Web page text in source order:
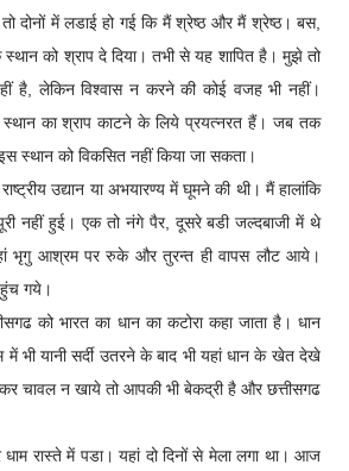
तो दोनों में लडाई हो गई कि मैं श्रेष्ठ और मैं श्रेष्ठ। बस,
को श्राप दे दिया। तभी से यह शापित है। मुझे तो
है, लेकिन विश्वास न करने की कोई वजह भी नहीं।
का श्राप काटने के लिये प्रयत्नरत हैं। जब तक
स्थान को विकसित नहीं किया जा सकता।
उद्यान या अभयारण्य में घूमने की थी। मैं हालांकि
नहीं हुई। एक तो नंगे पैर, दूसरे बडी जल्दबाजी में थे
भृगु आश्रम पर रुके और तुरन्त ही वापस लौट आये।
गये।
को भारत का धान का कटोरा कहा जाता है। धान
में भी यानी सर्दी उतरने के बाद भी यहां धान के खेत देखे
चावल न खाये तो आपकी भी बेकद्री है और छत्तीसगढ
रास्ते में पडा। यहां दो दिनों से मेला लगा था। आज